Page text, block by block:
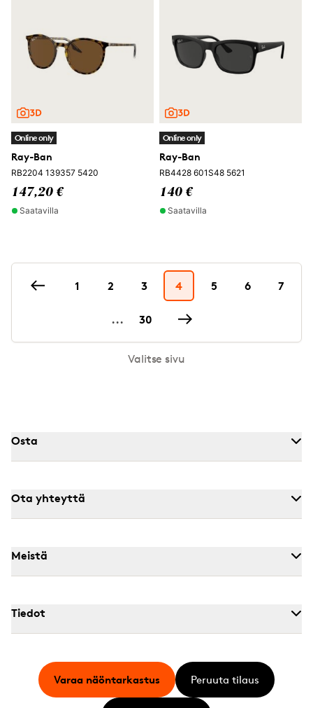
Online only
Ray-Ban
RB2204 139357 5420
147,20 €
Saatavilla
Online only
Ray-Ban
RB4428 601S48 5621
140 €
Saatavilla
1 2 3 4 5 6 7
... 30
Valitse sivu
Osta
Ota yhteyttä
Meistä
Tiedot
Varaa näöntarkastus Peruuta tilaus